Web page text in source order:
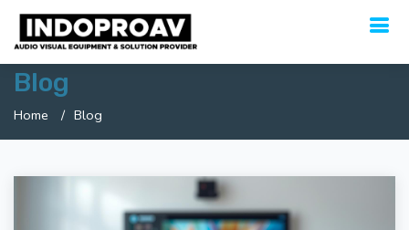
Blog
Home Blog